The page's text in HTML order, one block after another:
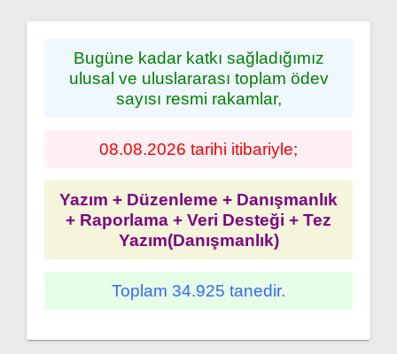
Bugüne kadar katkı sağladığımız
ulusal ve uluslararası toplam ödev
sayısı resmi rakamlar,
08.08.2026 tarihi itibariyle;
Yazım + Düzenleme + Danışmanlık
+ Raporlama + Veri Desteği + Tez
Yazım(Danışmanlık)
Toplam 34.925 tanedir.